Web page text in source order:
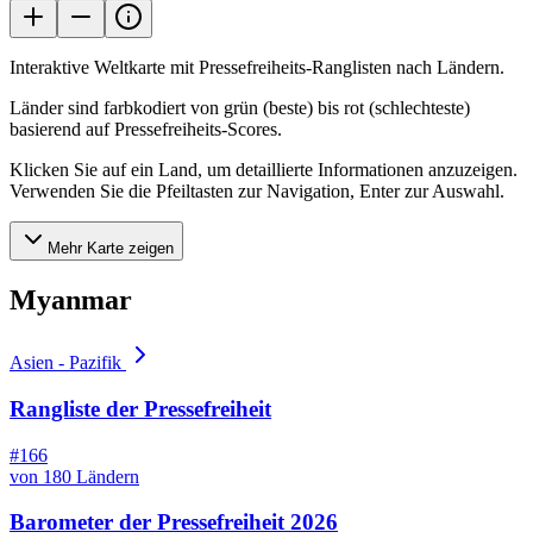
Interaktive Weltkarte mit Pressefreiheits-Ranglisten nach Ländern.
Länder sind farbkodiert von grün (beste) bis rot (schlechteste)
basierend auf Pressefreiheits-Scores.
Klicken Sie auf ein Land, um detaillierte Informationen anzuzeigen.
Verwenden Sie die Pfeiltasten zur Navigation, Enter zur Auswahl.
Mehr Karte zeigen
Myanmar
Asien - Pazifik
Rangliste der Pressefreiheit
#166
von 180 Ländern
Barometer der Pressefreiheit 2026